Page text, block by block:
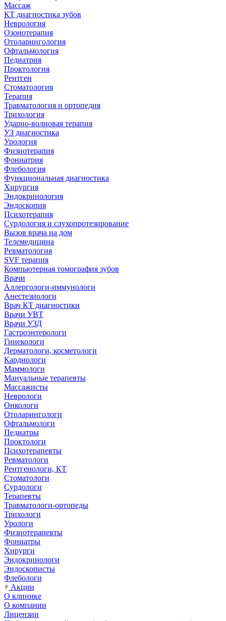
Массаж
КТ диагностика зубов
Неврология
Озонотерапия
Отоларингология
Офтальмология
Педиатрия
Проктология
Рентген
Стоматология
Терапия
Травматология и ортопедия
Трихология
Ударно-волновая терапия
УЗ диагностика
Урология
Физиотерапия
Фониатрия
Флебология
Функциональная диагностика
Хирургия
Эндокринология
Эндоскопия
Психотерапия
Сурдология и слухопротезирование
Вызов врача на дом
Телемедицина
Ревматология
SVF терапия
Компьютерная томография зубов
Врачи
Аллергологи-иммунологи
Анестезиологи
Врач КТ диагностики
Врачи УВТ
Врачи УЗД
Гастроэнтерологи
Гинекологи
Дерматологи, косметологи
Кардиологи
Маммологи
Мануальные терапевты
Массажисты
Неврологи
Онкологи
Отоларингологи
Офтальмологи
Педиатры
Проктологи
Психотерапевты
Ревматологи
Рентгенологи, КТ
Стоматологи
Сурдологи
Терапевты
Травматологи-ортопеды
Трихологи
Урологи
Физиотерапевты
Фониатры
Хирурги
Эндокринологи
Эндоскописты
Флебологи
Акции
О клинике
О компании
Лицензии